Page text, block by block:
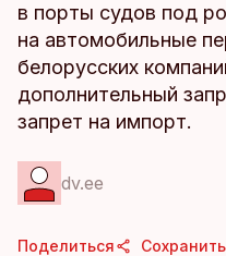
в порты судов под
на автомобильные
белорусских
дополнительный
запрет на импорт.
dv.ee
Поделиться Сохранить